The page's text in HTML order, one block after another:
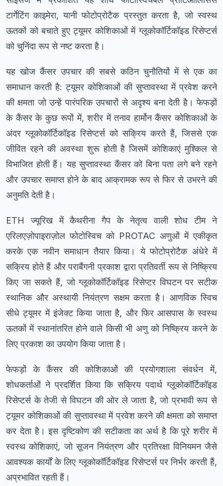
टार्गेटिंग काइमेरा, यानी फोटोप्रोटैक प्रस्तुत करता है, जो स्वस्थ
ऊतकों को बचाते हुए ट्यूमर कोशिकाओं में ग्लूकोकॉर्टिकॉइड रिसेप्टर्स
को चुनिंदा रूप से नष्ट करता है।
यह खोज कैंसर उपचार की सबसे कठिन चुनौतियों में से एक का
समाधान करती है: ट्यूमर कोशिकाओं की सुप्तावस्था में प्रवेश करने
की क्षमता जो उन्हें पारंपरिक उपचारों से अदृश्य बना देती है। फेफड़ों
के कैंसर के कुछ रूपों में, शरीर में तनाव हार्मोन कैंसर कोशिकाओं के
अंदर ग्लूकोकॉर्टिकॉइड रिसेप्टर्स को सक्रिय करते हैं, जिससे एक
जीवित रहने की अवस्था शुरू होती है जिसमें कोशिकाएं मुश्किल से
विभाजित होती हैं। यह सुप्तावस्था कैंसर को बिना पता लगे बने रहने
और उपचार समाप्त होने के बाद आक्रामक रूप से फिर से उभरने की
अनुमति देती है।
ETH ज्यूरिख में कैथरीना गैप के नेतृत्व वाली शोध टीम ने
एरिलएज़ोपाइराज़ोल फोटोस्विच को PROTAC अणुओं में एकीकृत
करके एक नवीन समाधान तैयार किया। ये फोटोप्रोटैक अंधेरे में
सक्रिय होते हैं और पराबैंगनी प्रकाश द्वारा प्रतिवर्ती रूप से निष्क्रिय
किए जा सकते हैं, जो ग्लूकोकॉर्टिकॉइड रिसेप्टर विघटन पर सटीक
स्थानिक और अस्थायी नियंत्रण सक्षम करता है। आणविक स्विच
सीधे ट्यूमर में इंजेक्ट किया जाता है, और फिर आसपास के स्वस्थ
ऊतकों में स्थानांतरित होने वाले किसी भी अणु को निष्क्रिय करने के
लिए प्रकाश का उपयोग किया जाता है।
फेफड़ों के कैंसर की कोशिकाओं की प्रयोगशाला संवर्धन में,
शोधकर्ताओं ने प्रदर्शित किया कि सक्रिय पदार्थ ग्लूकोकॉर्टिकॉइड
रिसेप्टर्स के तेजी से विघटन की ओर ले जाता है, जो प्रभावी रूप से
ट्यूमर कोशिकाओं की सुप्तावस्था में प्रवेश करने की क्षमता को समाप्त
कर देता है। इस दृष्टिकोण की सटीकता का अर्थ है कि पूरे शरीर में
स्वस्थ कोशिकाएं, जो सूजन नियंत्रण और प्रतिरक्षा विनियमन जैसे
आवश्यक कार्यों के लिए ग्लूकोकॉर्टिकॉइड रिसेप्टर्स पर निर्भर करती हैं,
अप्रभावित रहती हैं।